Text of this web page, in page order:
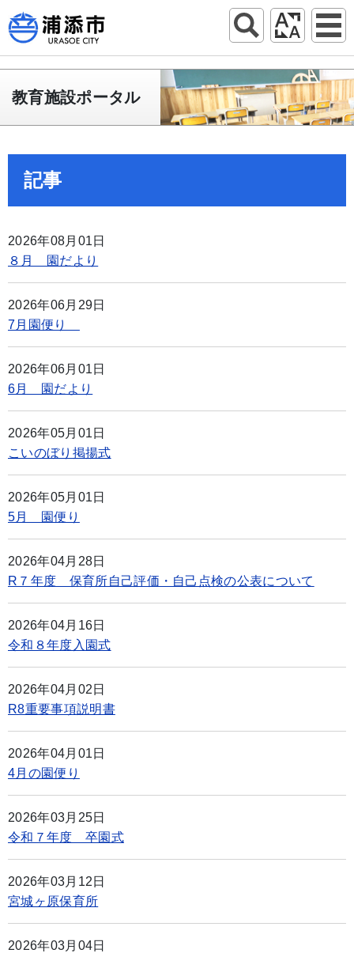
教育施設ポータル
記事
2026年08月01日
８月 園だより
2026年06月29日
7月園便り
2026年06月01日
6月 園だより
2026年05月01日
こいのぼり掲揚式
2026年05月01日
5月 園便り
2026年04月28日
R７年度 保育所自己評価・自己点検の公表について
2026年04月16日
令和８年度入園式
2026年04月02日
R8重要事項説明書
2026年04月01日
4月の園便り
2026年03月25日
令和７年度 卒園式
2026年03月12日
宮城ヶ原保育所
2026年03月04日